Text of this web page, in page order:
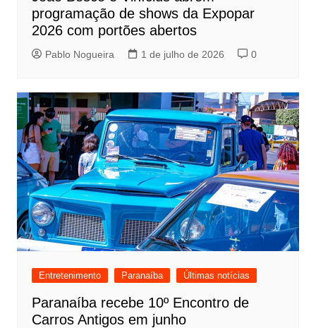
programação de shows da Expopar
2026 com portões abertos
Pablo Nogueira 1 de julho de 2026 0
Entretenimento Paranaíba Últimas notícias
Paranaíba recebe 10º Encontro de
Carros Antigos em junho